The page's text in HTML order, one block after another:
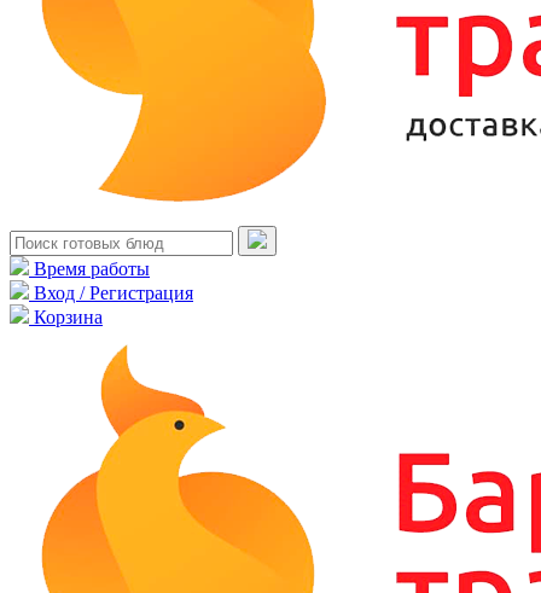
Время работы
Вход / Регистрация
Корзина